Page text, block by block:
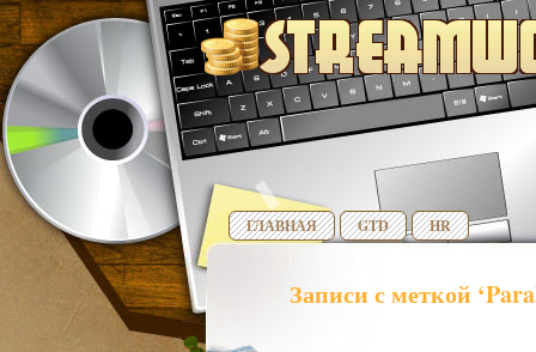
ГЛАВНАЯ GTD HR
Записи с меткой